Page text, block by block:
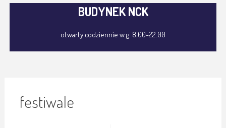
BUDYNEK NCK
otwarty codziennie w g. 8.00-22.00
festiwale